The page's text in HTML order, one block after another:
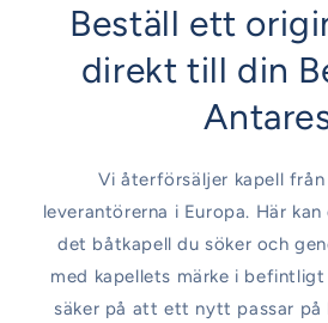
Beställ ett
direkt till din
Vi återförsäljer kapell
leverantörerna i Europa. Här
det båtkapell du söker och
med kapellets märke i befintligt
säker på att ett nytt passar på